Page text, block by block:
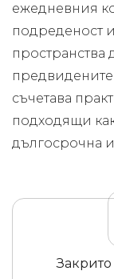
ежедневния
подреденост
пространства
предвидените
съчетава
подходящи
дългосрочна
Закрито